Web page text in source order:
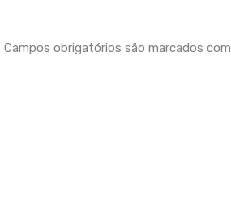
Campos obrigatórios são marcados com